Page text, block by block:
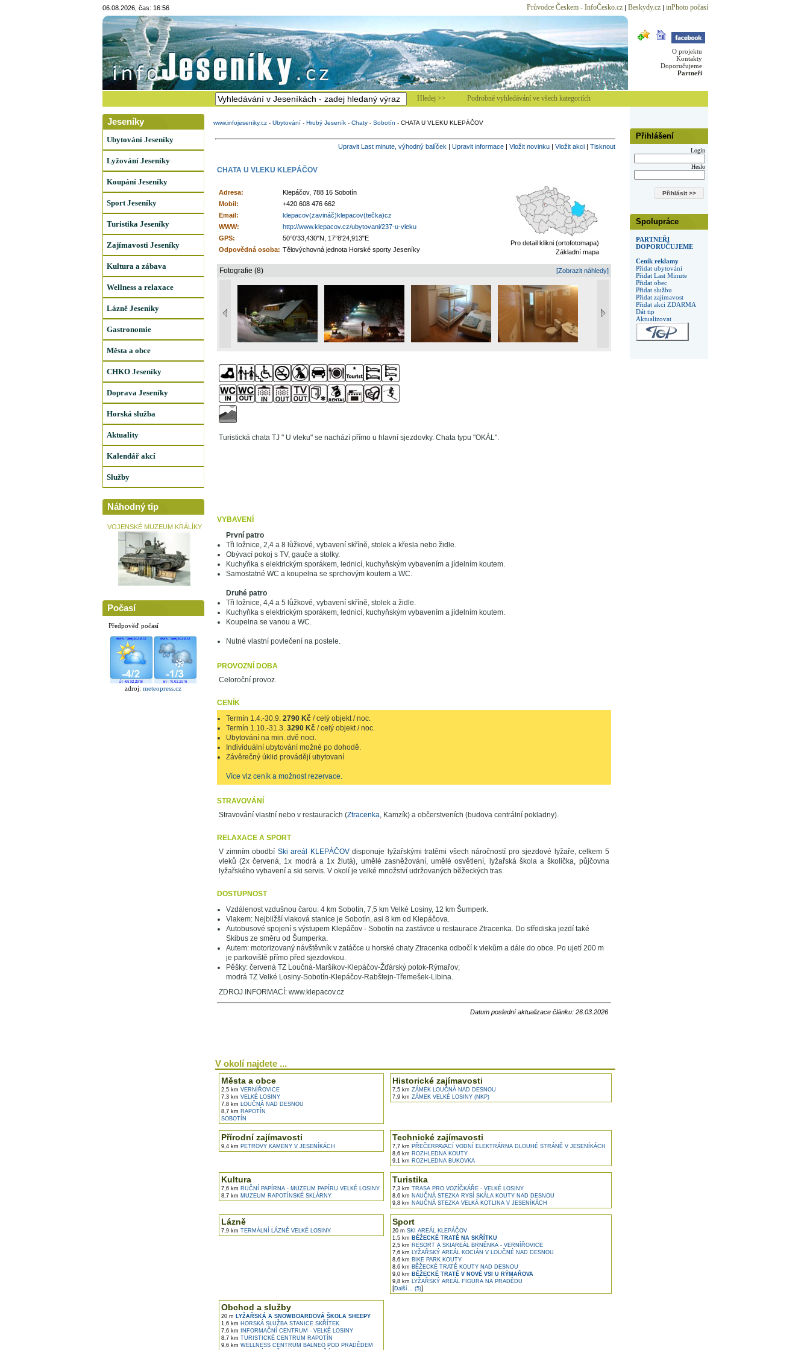
06.08.2026, čas: 16:56 Průvodce Českem - InfoČesko.cz| Beskydy.cz| inPhoto počasí
O projektu
Kontakty
Doporučujeme
Partneři
Hledej >> Podrobné vyhledávání ve všech kategoriích
Přihlášení
Login
Heslo
Spolupráce
PARTNEŘI
DOPORUČUJEME
Ceník reklamy
Přidat ubytování
Přidat Last Minute
Přidat obec
Přidat službu
Přidat zajímavost
Přidat akci ZDARMA
Dát tip
Aktualizovat
Jeseníky
Ubytování Jeseníky
Lyžování Jeseníky
Koupání Jeseníky
Sport Jeseníky
Turistika Jeseníky
Zajímavosti Jeseníky
Kultura a zábava
Wellness a relaxace
Lázně Jeseníky
Gastronomie
Města a obce
CHKO Jeseníky
Doprava Jeseníky
Horská služba
Aktuality
Kalendář akcí
Služby
Náhodný tip
VOJENSKÉ MUZEUM KRÁLÍKY
Počasí
Předpověď počasí
zdroj: meteopress.cz
www.infojeseniky.cz- Ubytování- Hrubý Jeseník- Chaty- Sobotín - CHATA U VLEKU KLEPÁČOV
Upravit Last minute, výhodný balíček | Upravit informace| Vložit novinku| Vložit akci| Tisknout
CHATA U VLEKU KLEPÁČOV
Adresa:
Klepáčov, 788 16 Sobotín
Mobil:
+420 608 476 662
Email:
klepacov(zavináč)klepacov(tečka)cz
WWW:
http://www.klepacov.cz/ubytovani/237-u-vleku
GPS:
50°0'33,430"N, 17°8'24,913"E
Odpovědná osoba: Tělovýchovná jednota Horské sporty Jeseníky
Pro detail klikni (ortofotomapa)
Základní mapa
Fotografie (8) [Zobrazit náhledy]
Turistická chata TJ " U vleku" se nachází přímo u hlavní sjezdovky. Chata typu "OKÁL".
VYBAVENÍ
První patro
Tři ložnice, 2,4 a 8 lůžkové, vybavení skříně, stolek a křesla nebo židle.
Obývací pokoj s TV, gauče a stolky.
Kuchyňka s elektrickým sporákem, lednicí, kuchyňským vybavením a jídelním koutem.
Samostatné WC a koupelna se sprchovým koutem a WC.
Druhé patro
Tři ložnice, 4,4 a 5 lůžkové, vybavení skříně, stolek a židle.
Kuchyňka s elektrickým sporákem, lednicí, kuchyňským vybavením a jídelním koutem.
Koupelna se vanou a WC.
Nutné vlastní povlečení na postele.
PROVOZNÍ DOBA
Celoroční provoz.
CENÍK
Termín 1.4.-30.9. 2790 Kč/ celý objekt / noc.
Termín 1.10.-31.3. 3290 Kč/ celý objekt / noc.
Ubytování na min. dvě noci.
Individuální ubytování možné po dohodě.
Závěrečný úklid provádějí ubytovaní
Více viz ceník a možnost rezervace.
STRAVOVÁNÍ
Stravování vlastní nebo v restauracích (Ztracenka, Kamzík) a občerstveních (budova centrální pokladny).
RELAXACE A SPORT
V zimním obodbí Ski areál KLEPÁČOVdisponuje lyžařskými tratěmi všech náročností pro sjezdové lyžaře, celkem 5
vleků (2x červená, 1x modrá a 1x žlutá), umělé zasněžování, umělé osvětlení, lyžařská škola a školička, půjčovna
lyžařského vybavení a ski servis. V okolí je velké množství udržovaných běžeckých tras.
DOSTUPNOST
Vzdálenost vzdušnou čarou: 4 km Sobotín, 7,5 km Velké Losiny, 12 km Šumperk.
Vlakem: Nejbližší vlaková stanice je Sobotín, asi 8 km od Klepáčova.
Autobusové spojení s výstupem Klepáčov - Sobotín na zastávce u restaurace Ztracenka. Do střediska jezdí také
Skibus ze směru od Šumperka.
Autem: motorizovaný návštěvník v zatáčce u horské chaty Ztracenka odbočí k vlekům a dále do obce. Po ujetí 200 m
je parkoviště přímo před sjezdovkou.
Pěšky: červená TZ Loučná-Maršíkov-Klepáčov-Žďárský potok-Rýmařov;
modrá TZ Velké Losiny-Sobotín-Klepáčov-Rabštejn-Třemešek-Libina.
ZDROJ INFORMACÍ: www.klepacov.cz
Datum poslední aktualizace článku: 26.03.2026
V okolí najdete ...
Města a obce
2,5 km VERNÍŘOVICE
7,3 km VELKÉ LOSINY
7,8 km LOUČNÁ NAD DESNOU
8,7 km RAPOTÍN
SOBOTÍN
Historické zajímavosti
7,5 km ZÁMEK LOUČNÁ NAD DESNOU
7,9 km ZÁMEK VELKÉ LOSINY (NKP)
Přírodní zajímavosti
9,4 km PETROVY KAMENY V JESENÍKÁCH
Technické zajímavosti
7,7 km PŘEČERPAVACÍ VODNÍ ELEKTRÁRNA DLOUHÉ STRÁNĚ V JESENÍKÁCH
8,6 km ROZHLEDNA KOUTY
9,1 km ROZHLEDNA BUKOVKA
Kultura
7,6 km RUČNÍ PAPÍRNA - MUZEUM PAPÍRU VELKÉ LOSINY
8,7 km MUZEUM RAPOTÍNSKÉ SKLÁRNY
Turistika
7,3 km TRASA PRO VOZÍČKÁŘE - VELKÉ LOSINY
8,6 km NAUČNÁ STEZKA RYSÍ SKÁLA KOUTY NAD DESNOU
9,8 km NAUČNÁ STEZKA VELKÁ KOTLINA V JESENÍKÁCH
Lázně
7,9 km TERMÁLNÍ LÁZNĚ VELKÉ LOSINY
Sport
20 m SKI AREÁL KLEPÁČOV
1,5 km BĚŽECKÉ TRATĚ NA SKŘÍTKU
2,5 km RESORT A SKIAREÁL BRNĚNKA - VERNÍŘOVICE
7,6 km LYŽAŘSKÝ AREÁL KOCIÁN V LOUČNÉ NAD DESNOU
8,6 km BIKE PARK KOUTY
8,6 km BĚŽECKÉ TRATĚ KOUTY NAD DESNOU
9,0 km BĚŽECKÉ TRATĚ V NOVÉ VSI U RÝMAŘOVA
9,8 km LYŽAŘSKÝ AREÁL FIGURA NA PRADĚDU
[Další... (5)]
Obchod a služby
20 m LYŽAŘSKÁ A SNOWBOARDOVÁ ŠKOLA SHEEPY
1,6 km HORSKÁ SLUŽBA STANICE SKŘÍTEK
7,6 km INFORMAČNÍ CENTRUM - VELKÉ LOSINY
8,7 km TURISTICKÉ CENTRUM RAPOTÍN
9,6 km WELLNESS CENTRUM BALNEO POD PRADĚDEM